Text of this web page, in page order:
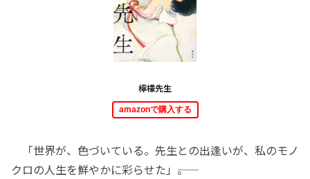
檸檬先生
amazonで購入する
「世界が、色づいている。先生との出逢いが、私のモノ
クロの人生を鮮やかに彩らせた」――。